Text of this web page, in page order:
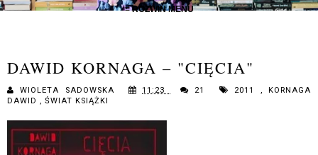
≡ ROZWIŃ MENU
DAWID KORNAGA – "CIĘCIA"
WIOLETA SADOWSKA 11:23 21 2011 ,
KORNAGA
DAWID , ŚWIAT KSIĄŻKI